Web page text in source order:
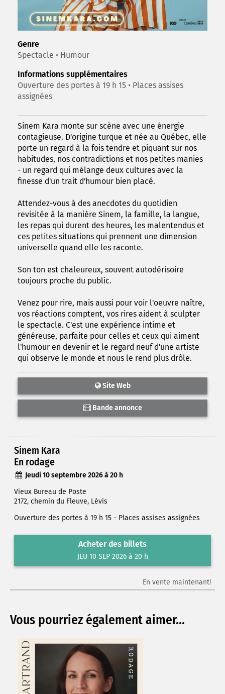
Genre
Spectacle • Humour
Informations supplémentaires
Ouverture des portes à 19 h 15 • Places assises
assignées
Sinem Kara monte sur scène avec une énergie
contagieuse. D'origine turque et née au Québec, elle
porte un regard à la fois tendre et piquant sur nos
habitudes, nos contradictions et nos petites manies
- un regard qui mélange deux cultures avec la
finesse d'un trait d'humour bien placé.
Attendez-vous à des anecdotes du quotidien
revisitée à la manière Sinem, la famille, la langue,
les repas qui durent des heures, les malentendus et
ces petites situations qui prennent une dimension
universelle quand elle les raconte.
Son ton est chaleureux, souvent autodérisoire
toujours proche du public.
Venez pour rire, mais aussi pour voir l'oeuvre naître,
vos réactions comptent, vos rires aident à sculpter
le spectacle. C'est une expérience intime et
généreuse, parfaite pour celles et ceux qui aiment
l'humour en devenir et le regard neuf d'une artiste
qui observe le monde et nous le rend plus drôle.
Site Web
Bande annonce
Sinem Kara
En rodage
Jeudi 10 septembre 2026 à 20 h
Vieux Bureau de Poste
2172, chemin du Fleuve, Lévis
Ouverture des portes à 19 h 15 - Places assises assignées
Acheter des billets
JEU 10 SEP 2026 à 20 h
En vente maintenant!
Vous pourriez également aimer...